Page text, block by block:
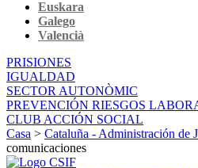
Euskara
Galego
Valencià
PRISIONES
IGUALDAD
SECTOR AUTONÒMIC
PREVENCIÓN RIESGOS
CLUB ACCIÓN SOCIAL
Casa > Cataluña - Administración de
comunicaciones